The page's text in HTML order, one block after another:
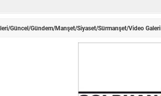
/Güncel/Gündem/Manşet/Siyaset/Sürmanşet/Video Galeri